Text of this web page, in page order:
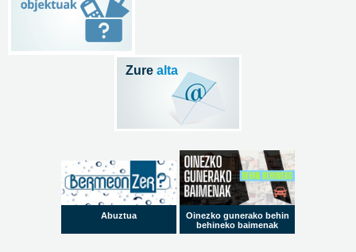
Abuztua
Oinezko gunerako behin
behineko baimenak
Zure alta